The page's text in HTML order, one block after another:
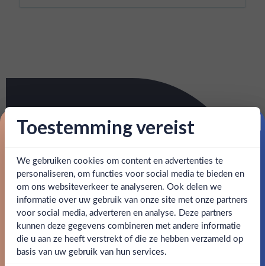
Ben jij 18 jaar of ouder?
Ja Nee
Toestemming vereist
We gebruiken cookies om content en advertenties te
personaliseren, om functies voor social media te bieden en
om ons websiteverkeer te analyseren. Ook delen we
informatie over uw gebruik van onze site met onze partners
voor social media, adverteren en analyse. Deze partners
kunnen deze gegevens combineren met andere informatie
die u aan ze heeft verstrekt of die ze hebben verzameld op
basis van uw gebruik van hun services.
Proost op je eerste korting!
Schrijf je in en ontvang direct 5% korting op je eerste
bestelling.
Email
Claim mijn korting